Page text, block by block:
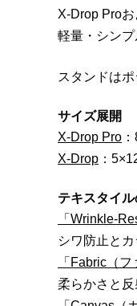
X-Drop Pro
軽量・シン
スタンドは
サイズ展開
X-Drop Pro
X-Drop ：
テキスタイ
「Wrinkle-
シワ防止と
「Fabric（フ
柔らかさと